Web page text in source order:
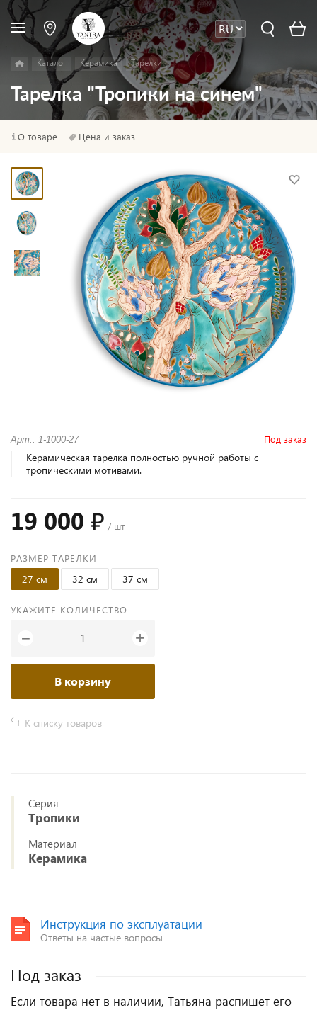
Каталог Керамика Тарелки
Тарелка "Тропики на синем"
О товаре Цена и заказ
Арт.: 1-1000-27 Под заказ
Керамическая тарелка полностью ручной работы с
тропическими мотивами.
19 000 ₽ / шт
РАЗМЕР ТАРЕЛКИ
27 см 32 см 37 см
УКАЖИТЕ КОЛИЧЕСТВО
− +
В корзину
К списку товаров
Серия
Тропики
Материал
Керамика
Инструкция по эксплуатации
Ответы на частые вопросы
Под заказ
Если товара нет в наличии, Татьяна распишет его